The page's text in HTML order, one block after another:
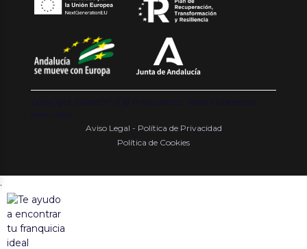
Copyright {{ date('Y') }} ® Franquishop. Todos los derechos
reservados
Aviso Legal - Política de Privacidad
Política de Cookies
.